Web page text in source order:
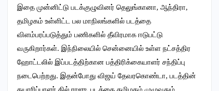
இதை முன்னிட்டு படக்குழுவினர் தெலுங்கானா, ஆந்திரா,
தமிழகம் உள்ளிட்ட பல மாநிலங்களில் படத்தை
விளம்பரப்படுத்தும் பணிகளில் தீவிரமாக ஈடுபட்டு
வருகிறார்கள். இந்நிலையில் சென்னையில் உள்ள நட்சத்திர
ஹோட்டலில் இப்படத்திற்கான பத்திரிக்கையாளர் சந்திப்பு
நடைபெற்றது. இதன்போது விஜய் தேவரகொண்டா, படத்தின்